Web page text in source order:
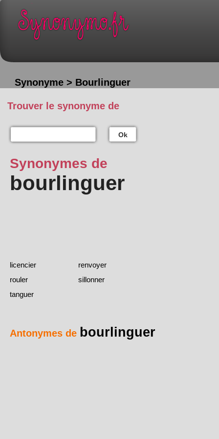
Synonyme > Bourlinguer
Trouver le synonyme de
Ok
Synonymes de
bourlinguer
licencier
renvoyer
rouler
sillonner
tanguer
Antonymes de bourlinguer